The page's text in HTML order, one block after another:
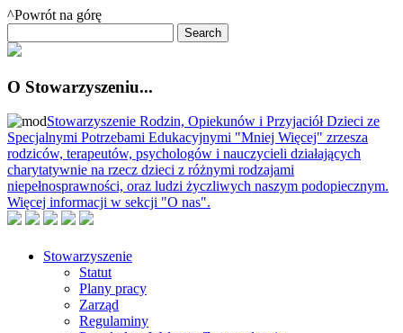
^Powrót na górę
O Stowarzyszeniu...
Stowarzyszenie Rodzin, Opiekunów i Przyjaciół Dzieci ze
Specjalnymi Potrzebami Edukacyjnymi "Mniej Więcej" zrzesza
rodziców, terapeutów, psychologów i nauczycieli działających
charytatywnie na rzecz dzieci z różnymi rodzajami
niepełnosprawności, oraz ludzi życzliwych naszym podopiecznym.
Więcej informacji w sekcji "O nas".
Stowarzyszenie
Statut
Plany pracy
Zarząd
Regulaminy